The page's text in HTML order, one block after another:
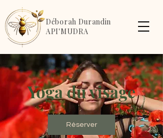
Déborah Durandin
API'MUDRA
Yoga du visage
Réserver